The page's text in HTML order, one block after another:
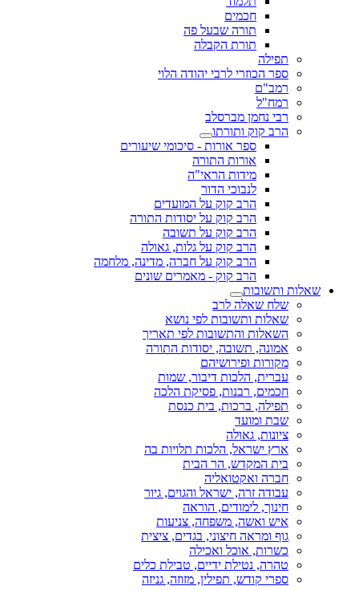
חכמים
תורה שבעל פה
תורת הקבלה
תפילה
ספר הכוזרי לרבי יהודה הלוי
רמב"ם
רמח"ל
רבי נחמן מברסלב
הרב קוק ותורתו
ספר אורות - סיכומי שיעורים
אורות התורה
מידות הראי"ה
לנבוכי הדור
הרב קוק על המועדים
הרב קוק על יסודות התורה
הרב קוק על תשובה
הרב קוק על גלות, גאולה
הרב קוק על חברה, מדינה, מלחמה
הרב קוק - מאמרים שונים
שאלות ותשובות
שלח שאלה לרב
שאלות ותשובות לפי נושא
השאלות והתשובות לפי תאריך
אמונה, תשובה, יסודות התורה
מקורות ופירושיהם
עברית, הלכות דיבור, שמות
חכמים, רבנות, פסיקת הלכה
תפילה, ברכות, בית כנסת
שבת ומועד
ציונות, גאולה
ארץ ישראל, הלכות תלויות בה
בית המקדש, הר הבית
חברה ואקטואליה
עבודה זרה, ישראל והגוים, גיור
חינוך, לימודים, הוראה
איש ואשה, משפחה, צניעות
גוף ומראה חיצוני, בגדים, ציצית
כשרות, אוכל ואכילה
טהרה, נטילת ידיים, טבילת כלים
ספרי קודש, תפילין, מזוזה, גניזה